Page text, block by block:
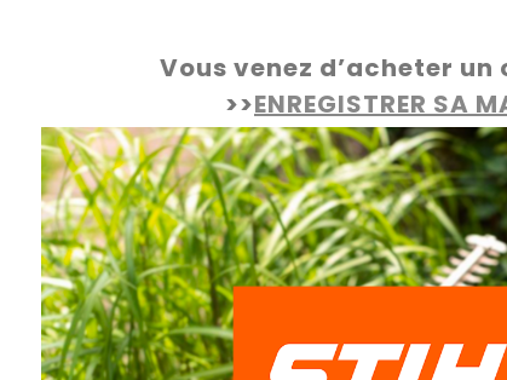
Vous venez d’acheter un
>>ENREGISTRER SA